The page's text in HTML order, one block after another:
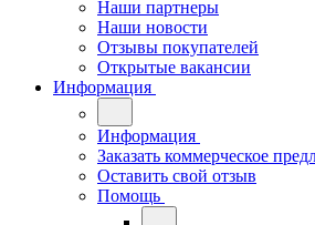
Наши партнеры
Наши новости
Отзывы покупателей
Открытые вакансии
Информация
Информация
Заказать коммерческое
Оставить свой отзыв
Помощь